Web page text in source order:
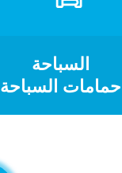
السباحة
حمامات السباحة